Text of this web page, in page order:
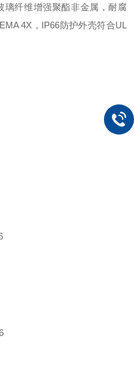
璃纤维增强聚酯非金属，耐腐
4X，IP66防护外壳符合UL